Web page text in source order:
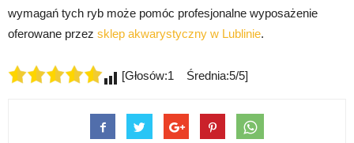
wymagań tych ryb może pomóc profesjonalne wyposażenie
oferowane przez sklep akwarystyczny w Lublinie.
[Głosów:1 Średnia:5/5]